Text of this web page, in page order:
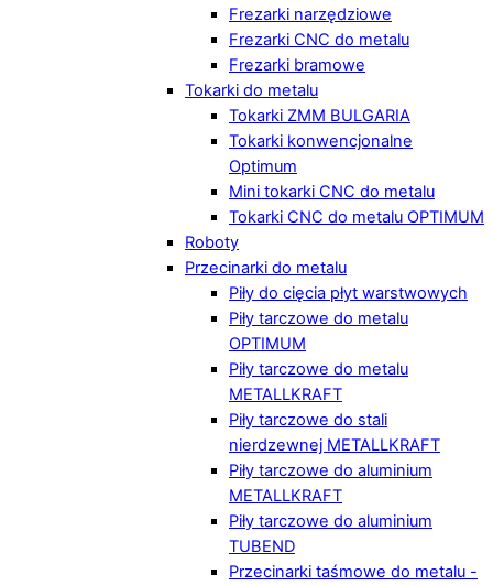
Frezarki narzędziowe
Frezarki CNC do metalu
Frezarki bramowe
Tokarki do metalu
Tokarki ZMM BULGARIA
Tokarki konwencjonalne
Optimum
Mini tokarki CNC do metalu
Tokarki CNC do metalu OPTIMUM
Roboty
Przecinarki do metalu
Piły do cięcia płyt warstwowych
Piły tarczowe do metalu
OPTIMUM
Piły tarczowe do metalu
METALLKRAFT
Piły tarczowe do stali
nierdzewnej METALLKRAFT
Piły tarczowe do aluminium
METALLKRAFT
Piły tarczowe do aluminium
TUBEND
Przecinarki taśmowe do metalu -